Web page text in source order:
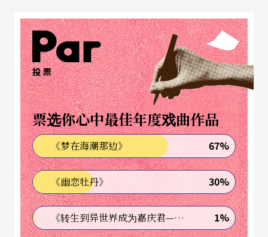
类，解严、两岸交流、两厅院启用，可以说三门开
泰，是卸枷也是转捩，传统与传统的现代化面目如
何，经过十年，镜花水月亦留迹痕可探。
有趣的是，深入民间生活与民俗信仰密不可分的野
台表演，早在各种禁制中肆应生变，尺度拉开。日
治时期歌仔戏发展出的胡撇仔戏，至今遗绪犹存；
牛肉场、电子花车风光的时候，野台歌仔戏亦有淸
凉秀揷播；布袋戏、皮影戏则加放电影。乘著大家
乐明牌之风，民间演娱几乎光景盖世，演气、人气
皆旺，忠诚戏迷迷角儿的狂度，不可思议──亲手
投票
票选你心中最佳年度戏曲作品
《梦在海潮那边》 67%
《幽恋牡丹》 30%
《转生到异世界成为嘉庆君—发现我的祖先是诈骗集团!?》 1%